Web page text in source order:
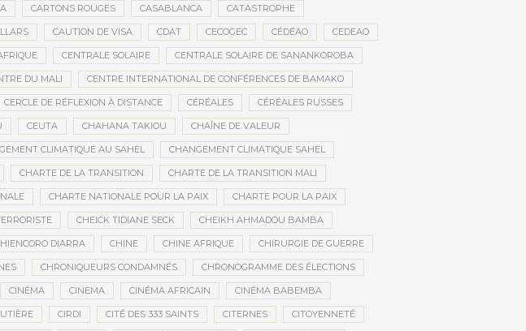
CARTONS ROUGES CASABLANCA CATASTROPHE
CAUTION DE VISA CDAT CECOGEC CÉDÉAO CEDEAO
CENTRALE SOLAIRE CENTRALE SOLAIRE DE SANANKOROBA
DU MALI CENTRE INTERNATIONAL DE CONFÉRENCES DE BAMAKO
CERCLE DE RÉFLEXION À DISTANCE CÉRÉALES CÉRÉALES RUSSES
CEUTA CHAHANA TAKIOU CHAÎNE DE VALEUR
CLIMATIQUE AU SAHEL CHANGEMENT CLIMATIQUE SAHEL
CHARTE DE LA TRANSITION CHARTE DE LA TRANSITION MALI
CHARTE NATIONALE POUR LA PAIX CHARTE POUR LA PAIX
CHEICK TIDIANE SECK CHEIKH AHMADOU BAMBA
DIARRA CHINE CHINE AFRIQUE CHIRURGIE DE GUERRE
CHRONIQUEURS CONDAMNÉS CHRONOGRAMME DES ÉLECTIONS
CINÉMA CINEMA CINÉMA AFRICAIN CINÉMA BABEMBA
CIRDI CITÉ DES 333 SAINTS CITERNES CITOYENNETÉ